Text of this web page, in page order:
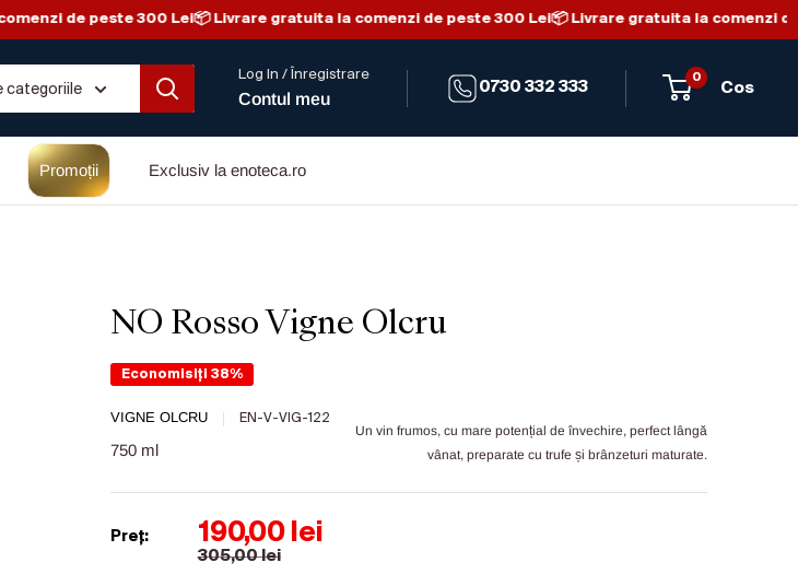
de peste 300 Lei📦 Livrare gratuita la comenzi de peste 300 Lei📦 Livrare gratuita la comenzi de
categoriile
Log In / Înregistrare
Contul meu
0730 332 333
0
Cos
Promoții Exclusiv la enoteca.ro
NO Rosso Vigne Olcru
Economisiți 38%
VIGNE OLCRU EN-V-VIG-122
750 ml
Un vin frumos, cu mare potențial de învechire, perfect lângă
vânat, preparate cu trufe și brânzeturi maturate.
Preț: Preț de vânzare
190,00 lei
305,00 lei